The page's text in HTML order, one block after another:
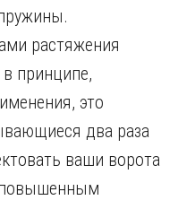
растяжения
принципе,
это
два раза
ваши ворота